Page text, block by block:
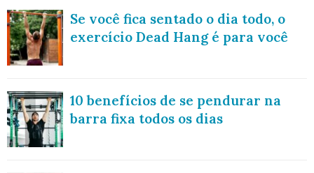
Se você fica sentado o dia todo, o
exercício Dead Hang é para você
10 benefícios de se pendurar na
barra fixa todos os dias